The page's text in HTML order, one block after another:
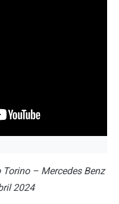
– Mercedes Benz
2024